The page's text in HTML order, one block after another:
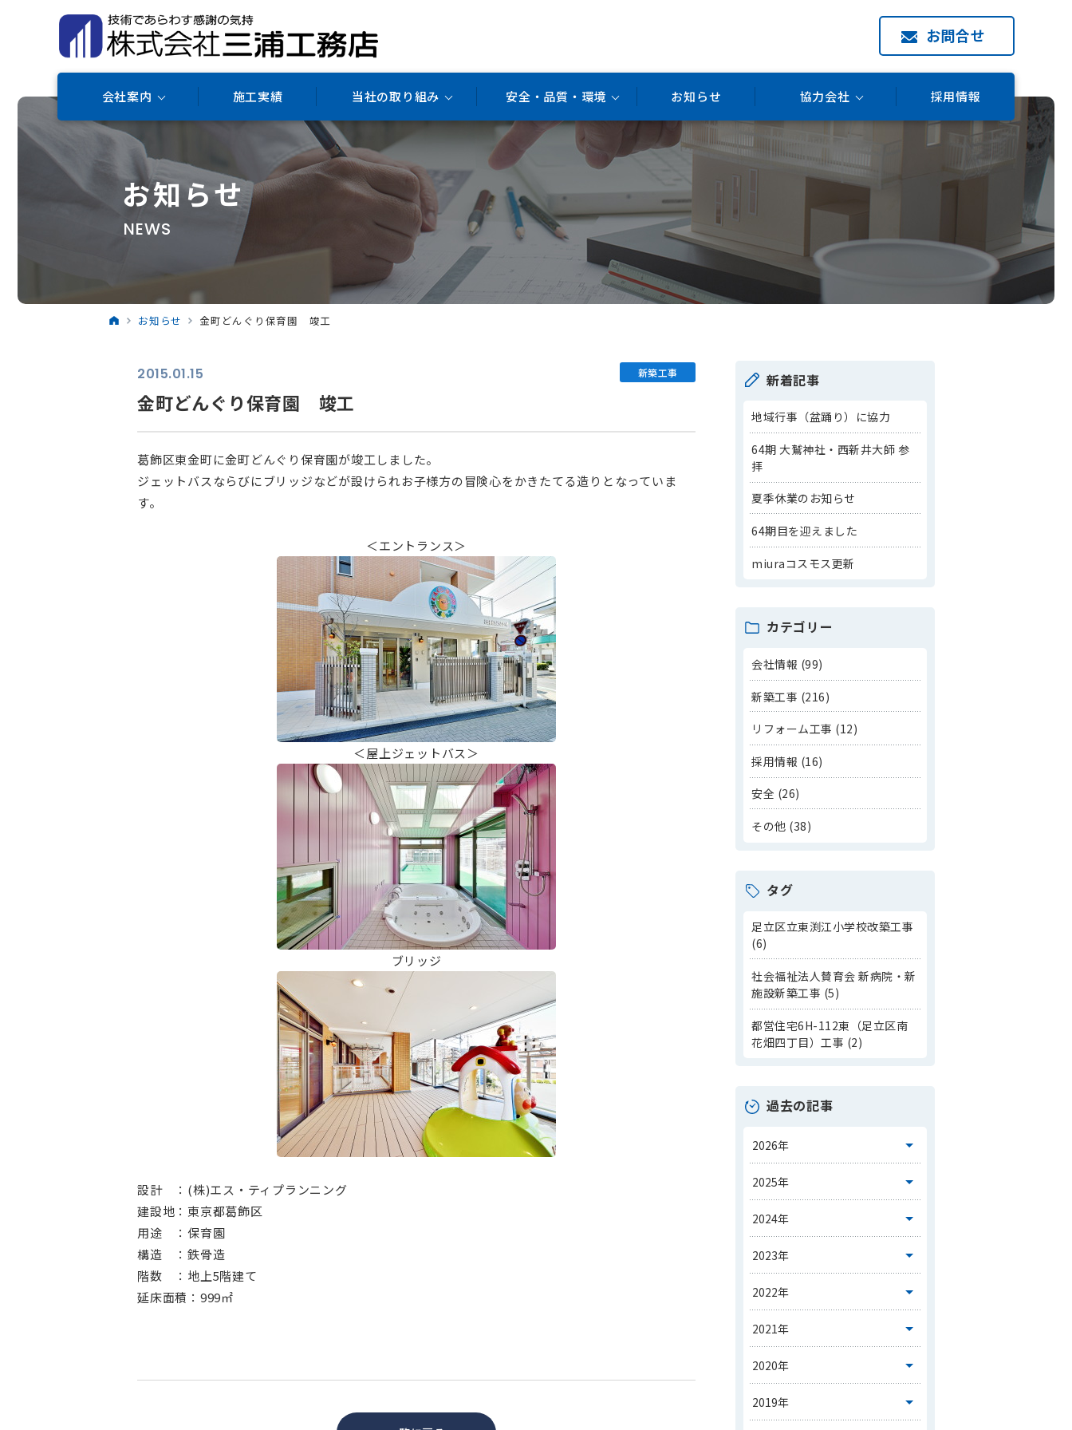
お問合せ
会社案内 施工実績 当社の取り組み 安全・品質・環境 お知らせ 協力会社 採用情報
お知らせ
NEWS
お知らせ 金町どんぐり保育園 竣工
2015.01.15 新築工事
金町どんぐり保育園 竣工
葛飾区東金町に金町どんぐり保育園が竣工しました。
ジェットバスならびにブリッジなどが設けられお子様方の冒険心をかきたてる造りとなっていま
す。
＜エントランス＞
＜屋上ジェットバス＞
ブリッジ
設計 ：(株)エス・ティプランニング
建設地：東京都葛飾区
用途 ：保育園
構造 ：鉄骨造
階数 ：地上5階建て
延床面積：999㎡
新着記事
地域行事（盆踊り）に協力
64期 大鷲神社・西新井大師 参
拝
夏季休業のお知らせ
64期目を迎えました
miuraコスモス更新
カテゴリー
会社情報 (99)
新築工事 (216)
リフォーム工事 (12)
採用情報 (16)
安全 (26)
その他 (38)
タグ
足立区立東渕江小学校改築工事
(6)
社会福祉法人賛育会 新病院・新
施設新築工事 (5)
都営住宅6H-112東（足立区南
花畑四丁目）工事 (2)
過去の記事